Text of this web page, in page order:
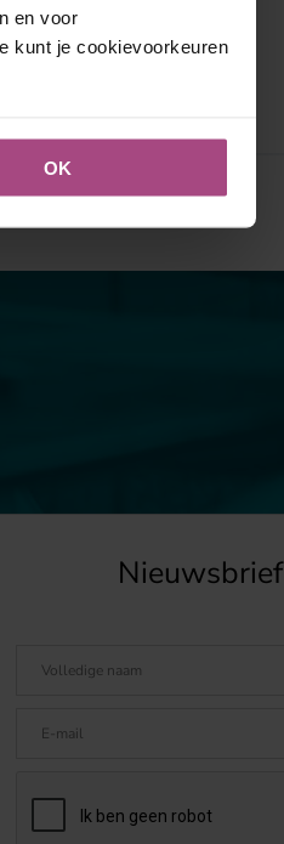
en voor
kunt je cookievoorkeuren
OK
Nieuwsbrief